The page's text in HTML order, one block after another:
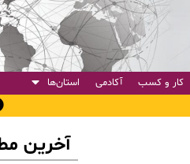
کار و کسب آکادمی استان‌ها
آخرین